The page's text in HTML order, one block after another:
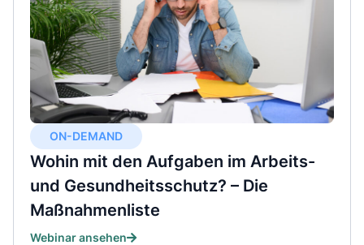
ON-DEMAND
Wohin mit den Aufgaben im Arbeits-
und Gesundheitsschutz? – Die
Maßnahmenliste
Webinar ansehen